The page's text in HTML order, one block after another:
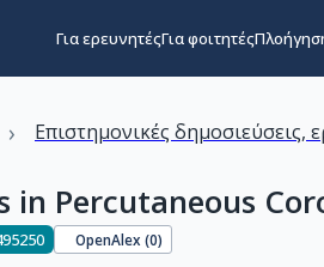
Για ερευνητέςΓια φοιτητές
› Επιστημονικές δημοσιεύσεις,
Percutaneous
OpenAlex (0)